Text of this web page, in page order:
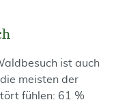
ist auch
meisten der
fühlen: 61 %